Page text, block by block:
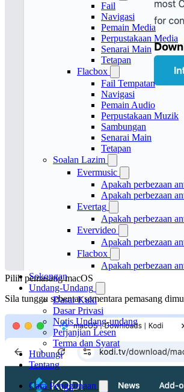
Fail
Navigasi
Pemain Media
Perpustakaan Media
Senarai Main
Tetapan
Flacbox
Fail Tempatan
Navigasi
Pemain Audio
Perpustakaan Muzik
Sambungan
Senarai Main
Tetapan
Soalan Lazim
Evermusic
Apakah perbezaan
Apakah perbezaan
Evertag
Apakah perbezaan
Evervideo
Apakah perbezaan
Flacbox
Apakah perbezaan
Sokongan
Undang-Undang
Dasar Kuki
Dasar Privasi
Notis Undang-undang
Perjanjian Lesen
Terma dan Syarat
Hubungi
Tentang
Cara Penggunaan
Pilih pemasang macOS
Sila tunggu sebentar sementara pemasang